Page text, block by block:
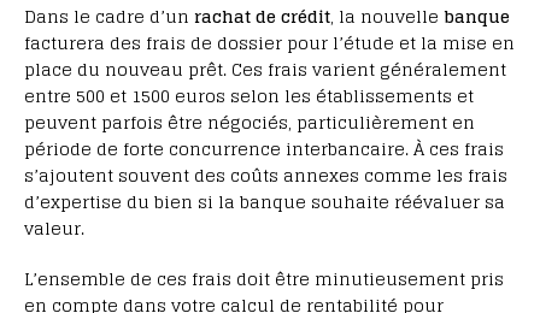
Dans le cadre d’un rachat de crédit, la nouvelle banque
facturera des frais de dossier pour l’étude et la mise en
place du nouveau prêt. Ces frais varient généralement
entre 500 et 1500 euros selon les établissements et
peuvent parfois être négociés, particulièrement en
période de forte concurrence interbancaire. À ces frais
s’ajoutent souvent des coûts annexes comme les frais
d’expertise du bien si la banque souhaite réévaluer sa
valeur.
L’ensemble de ces frais doit être minutieusement pris
en compte dans votre calcul de rentabilité pour